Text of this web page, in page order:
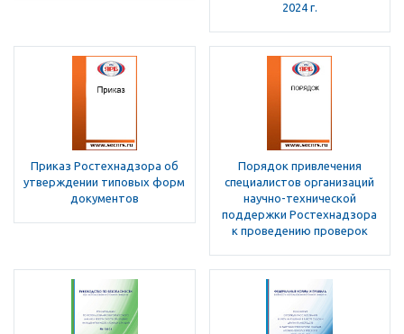
2024 г.
Приказ Ростехнадзора об
утверждении типовых форм
документов
Порядок привлечения
специалистов организаций
научно-технической
поддержки Ростехнадзора
к проведению проверок